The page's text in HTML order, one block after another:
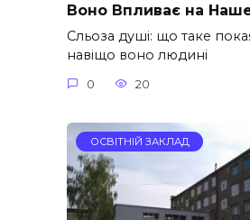
Воно Впливає на
Сльоза душі: що таке
навіщо воно людині
0 20
ОСВІТНІЙ ЗАКЛАД